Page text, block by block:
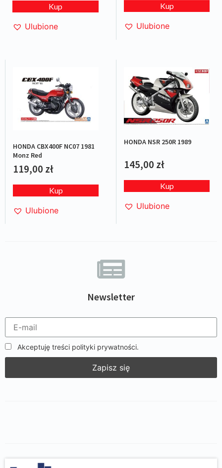
Newsletter
Akceptuję treści polityki prywatności.
Kup
Ulubione
Kup
Ulubione
HONDA CBX400F NC07 1981
Monz Red
119,00 zł
Kup
Ulubione
HONDA NSR 250R 1989
145,00 zł
Kup
Ulubione